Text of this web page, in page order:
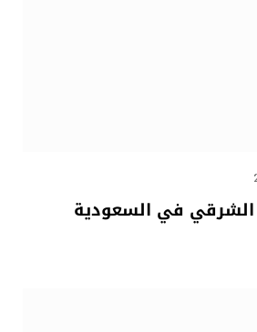
في السعودية